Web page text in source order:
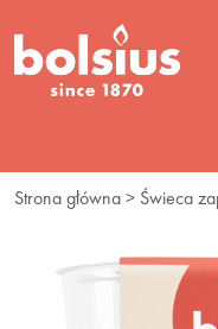
Strona główna> Świeca